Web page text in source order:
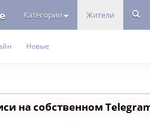
Категории Жители
Новые
на собственном